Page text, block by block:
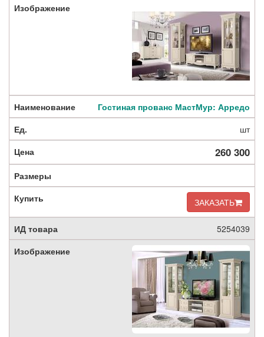
Гостиная прованс МастМур: Арредо
шт
260 300
ЗАКАЗАТЬ
5254039